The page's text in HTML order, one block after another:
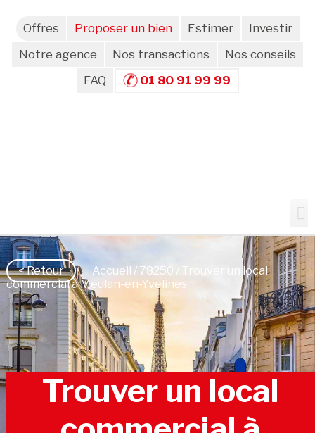
Offres Proposer un bien Estimer
Investir
Notre agence
Nos transactions
Nos conseils
FAQ
01 80 91 99 99
< Retour Accueil / 78250 / Trouver un local
commercial à Meulan-en-Yvelines
Trouver un local